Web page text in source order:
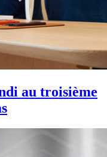
au troisième